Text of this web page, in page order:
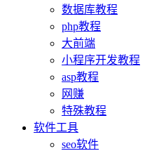
数据库教程
php教程
大前端
小程序开发教程
asp教程
网赚
特殊教程
软件工具
seo软件